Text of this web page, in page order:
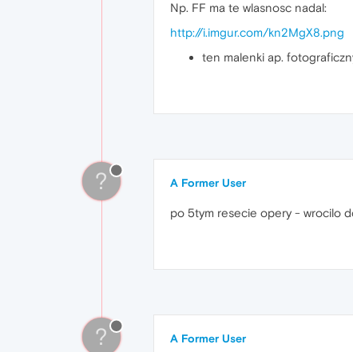
Np. FF ma te wlasnosc nadal:
http://i.imgur.com/kn2MgX8.png
ten malenki ap.
? A Former User
po 5tym resecie opery - wrocilo
? A Former User